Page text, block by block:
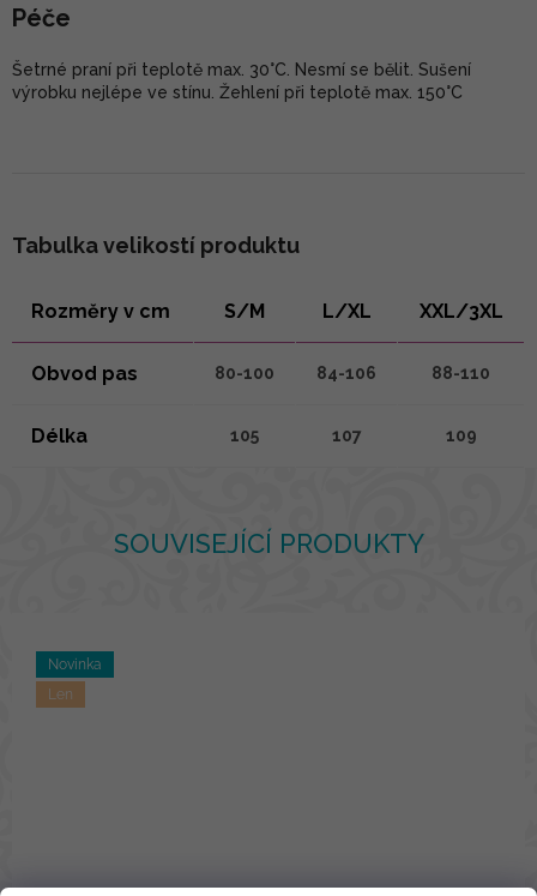
SOUVISEJÍCÍ PRODUKTY
Novinka
Len
Péče
Šetrné praní při teplotě max. 30°C. Nesmí se bělit. Sušení
výrobku nejlépe ve stínu. Žehlení při teplotě max. 150°C
Tabulka velikostí produktu
Rozměry v cm S/M L/XL XXL/3XL
Obvod pas 80-100 84-106 88-110
Délka 105 107 109